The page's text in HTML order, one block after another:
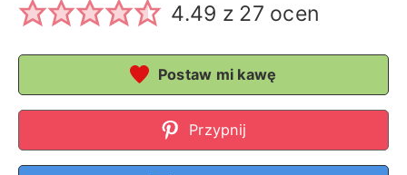
4.49 z 27 ocen
Postaw mi kawę
Przypnij